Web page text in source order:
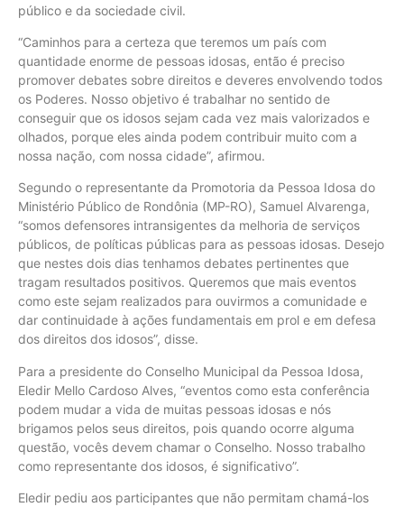
público e da sociedade civil.
“Caminhos para a certeza que teremos um país com
quantidade enorme de pessoas idosas, então é preciso
promover debates sobre direitos e deveres envolvendo todos
os Poderes. Nosso objetivo é trabalhar no sentido de
conseguir que os idosos sejam cada vez mais valorizados e
olhados, porque eles ainda podem contribuir muito com a
nossa nação, com nossa cidade”, afirmou.
Segundo o representante da Promotoria da Pessoa Idosa do
Ministério Público de Rondônia (MP-RO), Samuel Alvarenga,
“somos defensores intransigentes da melhoria de serviços
públicos, de políticas públicas para as pessoas idosas. Desejo
que nestes dois dias tenhamos debates pertinentes que
tragam resultados positivos. Queremos que mais eventos
como este sejam realizados para ouvirmos a comunidade e
dar continuidade à ações fundamentais em prol e em defesa
dos direitos dos idosos”, disse.
Para a presidente do Conselho Municipal da Pessoa Idosa,
Eledir Mello Cardoso Alves, “eventos como esta conferência
podem mudar a vida de muitas pessoas idosas e nós
brigamos pelos seus direitos, pois quando ocorre alguma
questão, vocês devem chamar o Conselho. Nosso trabalho
como representante dos idosos, é significativo”.
Eledir pediu aos participantes que não permitam chamá-los